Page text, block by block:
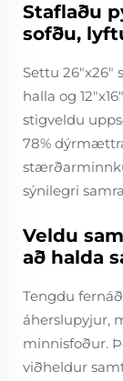
Staflaðu
sofðu,
Settu 26"x26"
halla og
stigveldu
78%
sýnilegri
Veldu
að halda
Tengdu
áherslupyjur,
minnisfoður.
viðheldur